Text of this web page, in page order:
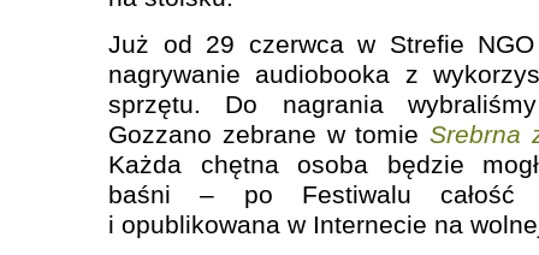
Już od 29 czerwca w Strefie
nagrywanie audiobooka z
sprzętu. Do nagrania
Gozzano zebrane w tomie Srebrna
Każda chętna osoba będzie
baśni – po Festiwalu całość
i opublikowana w Internecie na